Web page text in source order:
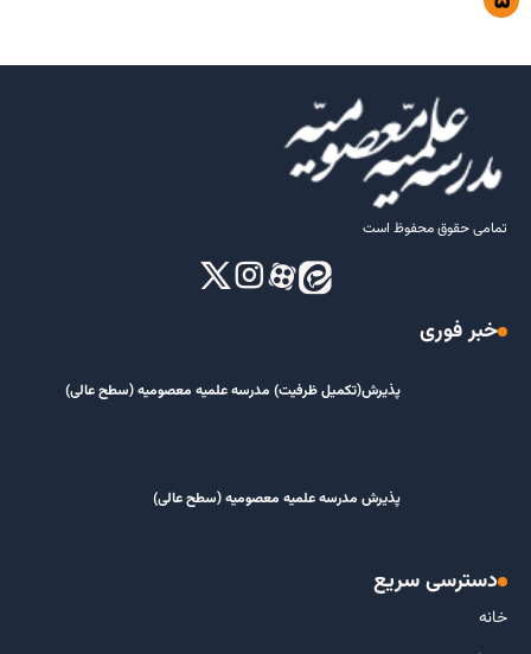
تمامی حقوق محفوظ است
خبر فوری
پذیرش(تکمیل ظرفیت) مدرسه علمیه معصومیه‌ (سطح عالی)
پذیرش مدرسه علمیه معصومیه‌ (سطح عالی)
دسترسی سریع
خانه